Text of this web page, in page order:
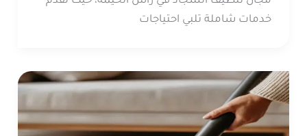
خدمات شاملة تلبي احتياجات